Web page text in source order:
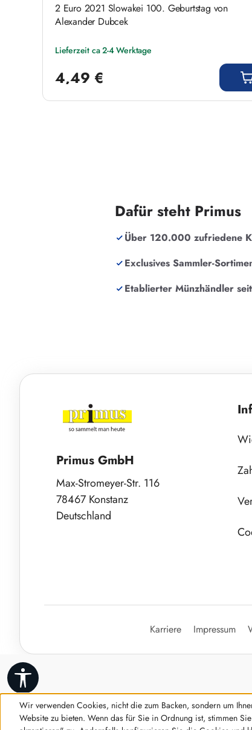
2 Euro 2021 Slowakei 100. Geburtstag von
Alexander Dubcek
Lieferzeit ca 2-4 Werktage
4,49 €
Dafür steht Primus
Über 120.000 zufriedene
Exclusives Sammler-
Etablierter Münzhändler
Primus GmbH
Max-Stromeyer-Str. 116
78467 Konstanz
Deutschland
Karriere Impressum
Werkzeugleiste anzeigen
Wir verwenden Cookies, nicht die zum Backen, sondern um
Website zu bieten. Wenn das für Sie in Ordnung ist, stimmen